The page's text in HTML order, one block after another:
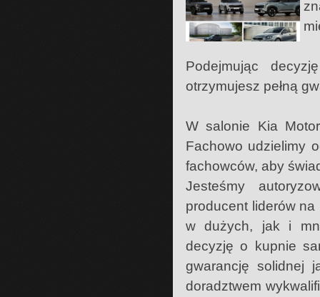
Podejmując
otrzymujesz pełną
W salonie Kia
Fachowo udzielimy
fachowców, aby
Jesteśmy
producent liderów
w dużych, jak i
decyzję o kupnie
gwarancję solidnej
doradztwem